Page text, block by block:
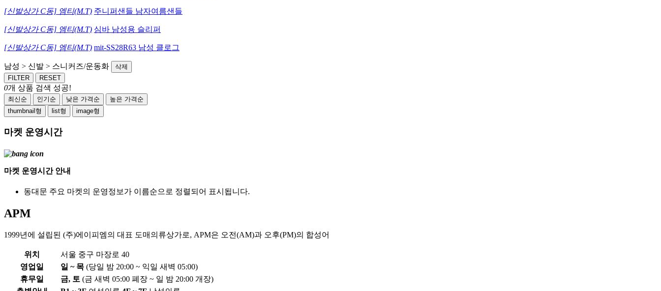
[신발상가 C동] 엠티(M.T) 주니퍼샌들 남자여름샌들
[신발상가 C동] 엠티(M.T) 심바 남성용 슬리퍼
[신발상가 C동] 엠티(M.T) mit-SS28R63 남성 클로그
남성 > 신발 > 스니커즈/운동화
삭제
FILTER
RESET
0개 상품 검색 성공!
최신순 인기순 낮은 가격순
높은 가격순
thumbnail형
list형 image형
마켓 운영시간
마켓 운영시간 안내
동대문 주요 마켓의 운영정보가 이름순으로 정렬되어 표시됩니다.
APM
1999년에 설립된 (주)에이피엠의 대표 도매의류상가로, APM은 오전(AM)과 오후(PM)의 합성어
위치
서울 중구 마장로 40
영업일
일 ~ 목 (당일 밤 20:00 ~ 익일 새벽 05:00)
휴무일
금, 토 (금 새벽 05:00 폐장 ~ 일 밤 20:00 개장)